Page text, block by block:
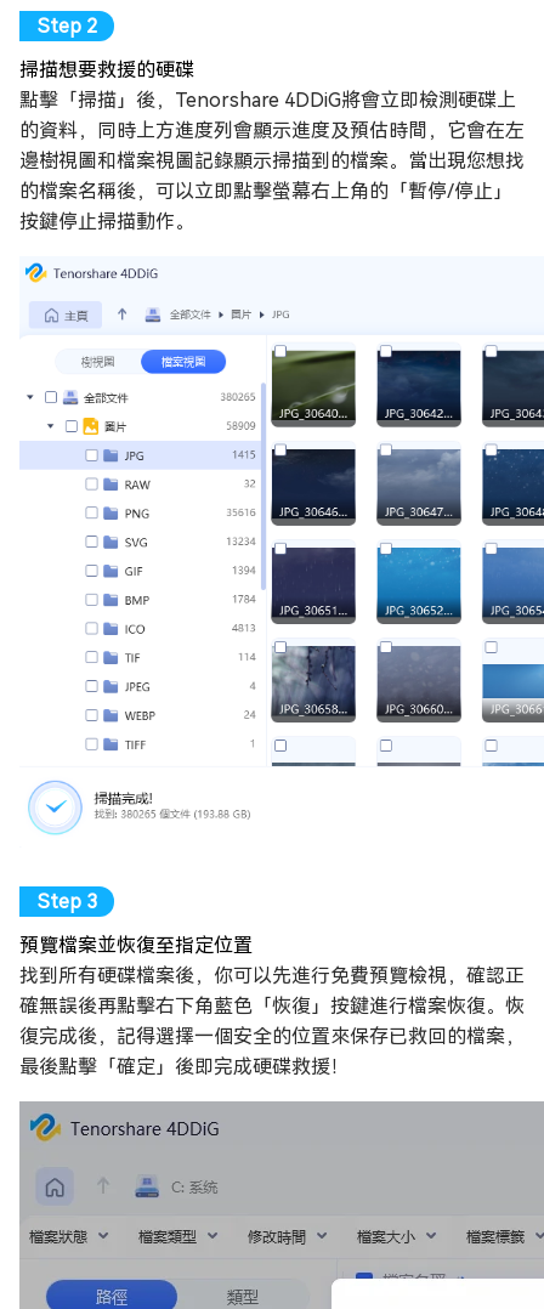
掃描想要救援的硬碟
點擊「掃描」後，Tenorshare 4DDiG將會立即檢測硬碟上
的資料，同時上方進度列會顯示進度及預估時間，它會在左
邊樹視圖和檔案視圖記錄顯示掃描到的檔案。當出現您想找
的檔案名稱後，可以立即點擊螢幕右上角的「暫停/停止」
按鍵停止掃描動作。
預覽檔案並恢復至指定位置
找到所有硬碟檔案後，你可以先進行免費預覽檢視，確認正
確無誤後再點擊右下角藍色「恢復」按鍵進行檔案恢復。恢
復完成後，記得選擇一個安全的位置來保存已救回的檔案，
最後點擊「確定」後即完成硬碟救援！